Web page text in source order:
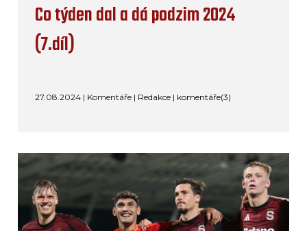
Co týden dal a dá podzim 2024
(7.díl)
27.08.2024 | Komentáře | Redakce | komentáře(3)